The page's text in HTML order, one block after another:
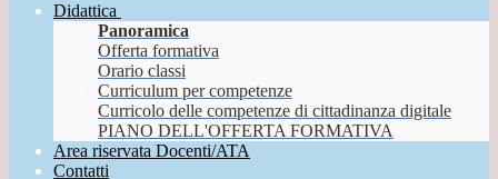
Didattica
Panoramica
Offerta formativa
Orario classi
Curriculum per competenze
Curricolo delle competenze di cittadinanza digitale
PIANO DELL'OFFERTA FORMATIVA
Area riservata Docenti/ATA
Contatti